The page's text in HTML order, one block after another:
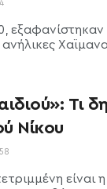
Τι
Νίκου
είναι η